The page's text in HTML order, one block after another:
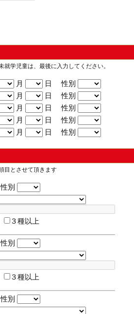
学児童は、最後に入力してください。
月
日 性別
月
日 性別
月
日 性別
月
日 性別
月 日 性別
目とさせて頂きます
別
３種以上
別
３種以上
別